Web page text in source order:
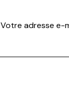
Votre adresse e-